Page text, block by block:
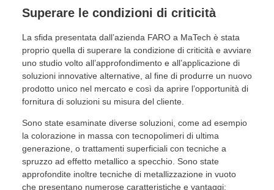
Superare le condizioni di criticità
La sfida presentata dall’azienda FARO a MaTech è stata
proprio quella di superare la condizione di criticità e avviare
uno studio volto all’approfondimento e all’applicazione di
soluzioni innovative alternative, al fine di produrre un nuovo
prodotto unico nel mercato e così da aprire l’opportunità di
fornitura di soluzioni su misura del cliente.
Sono state esaminate diverse soluzioni, come ad esempio
la colorazione in massa con tecnopolimeri di ultima
generazione, o trattamenti superficiali con tecniche a
spruzzo ad effetto metallico a specchio. Sono state
approfondite inoltre tecniche di metallizzazione in vuoto
che presentano numerose caratteristiche e vantaggi: